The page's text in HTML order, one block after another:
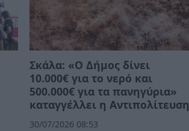
Σκάλα: «Ο Δήμος δίνει
10.000€ για το νερό και
500.000€ για τα πανηγύρια»
καταγγέλλει η Αντιπολίτευση
30/07/2026 08:53